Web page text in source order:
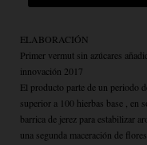
ELABORACIÓN
Primer vermut sin azúcares
innovación 2017
El producto parte de un periodo
superior a 100 hierbas base , en
barrica de jerez para estabilizar
una segunda maceración de flores.